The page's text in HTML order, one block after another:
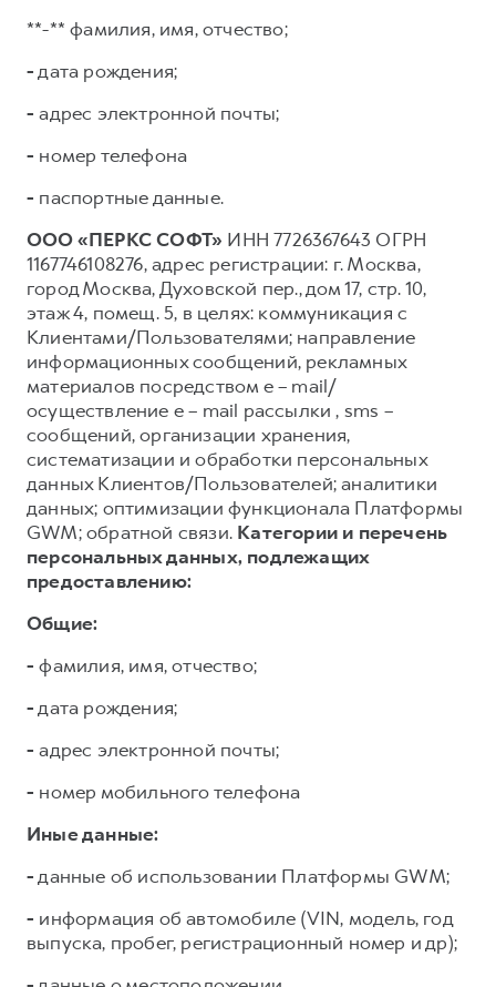
**-** фамилия, имя, отчество;
-дата рождения;
- адрес электронной почты;
- номер телефона
- паспортные данные.
ООО «ПЕРКС СОФТ» ИНН 7726367643 ОГРН
1167746108276, адрес регистрации: г. Москва,
город Москва, Духовской пер., дом 17, стр. 10,
этаж 4, помещ. 5, в целях: коммуникация с
Клиентами/Пользователями; направление
информационных сообщений, рекламных
материалов посредством e – mail/
осуществление e – mail рассылки , sms –
сообщений, организации хранения,
систематизации и обработки персональных
данных Клиентов/Пользователей; аналитики
данных; оптимизации функционала Платформы
GWM; обратной связи. Категории и перечень
персональных данных, подлежащих
предоставлению:
Общие:
- фамилия, имя, отчество;
-дата рождения;
- адрес электронной почты;
- номер мобильного телефона
Иные данные:
-данные об использовании Платформы GWM;
- информация об автомобиле (VIN, модель, год
выпуска, пробег, регистрационный номер и др);